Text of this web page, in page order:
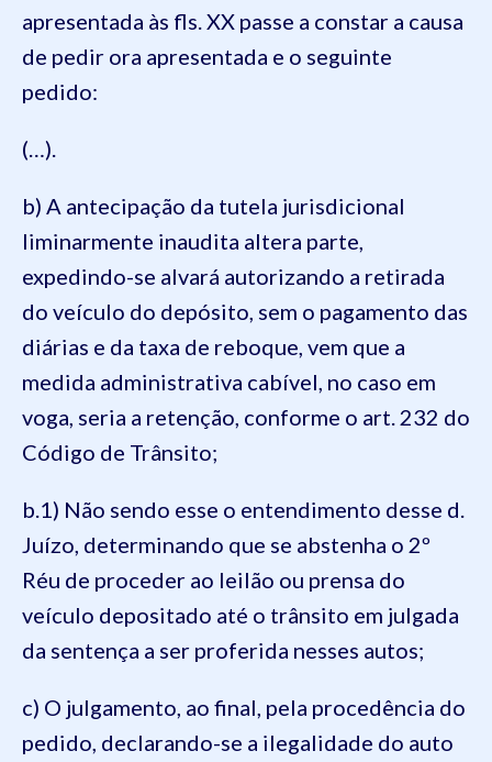
apresentada às fls. XX passe a constar a causa
de pedir ora apresentada e o seguinte
pedido:
(…).
b) A antecipação da tutela jurisdicional
liminarmente inaudita altera parte,
expedindo-se alvará autorizando a retirada
do veículo do depósito, sem o pagamento das
diárias e da taxa de reboque, vem que a
medida administrativa cabível, no caso em
voga, seria a retenção, conforme o art. 232 do
Código de Trânsito;
b.1) Não sendo esse o entendimento desse d.
Juízo, determinando que se abstenha o 2º
Réu de proceder ao leilão ou prensa do
veículo depositado até o trânsito em julgada
da sentença a ser proferida nesses autos;
c) O julgamento, ao final, pela procedência do
pedido, declarando-se a ilegalidade do auto